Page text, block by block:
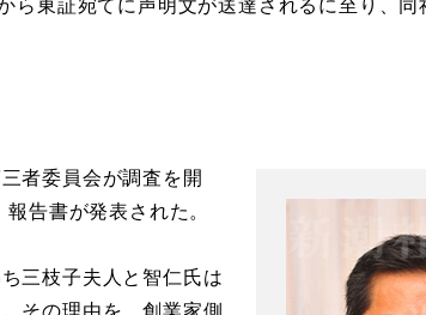
東証宛てに声明文が送達されるに至り、同
者委員会が調査を開
告書が発表された。
三枝子夫人と智仁氏は
その理由を、創業家側